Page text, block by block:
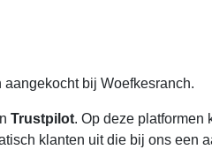
bij Woefkesranch.
Trustpilot. Op deze platformen
klanten uit die bij ons een